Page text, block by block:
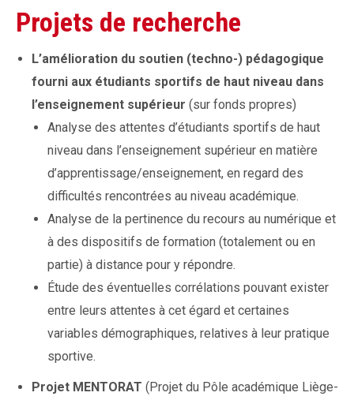
Projets de recherche
L’amélioration du soutien (techno-) pédagogique
fourni aux étudiants sportifs de haut niveau dans
l’enseignement supérieur (sur fonds propres)
Analyse des attentes d’étudiants sportifs de haut
niveau dans l’enseignement supérieur en matière
d’apprentissage/enseignement, en regard des
difficultés rencontrées au niveau académique.
Analyse de la pertinence du recours au numérique et
à des dispositifs de formation (totalement ou en
partie) à distance pour y répondre.
Étude des éventuelles corrélations pouvant exister
entre leurs attentes à cet égard et certaines
variables démographiques, relatives à leur pratique
sportive.
Projet MENTORAT (Projet du Pôle académique Liège-